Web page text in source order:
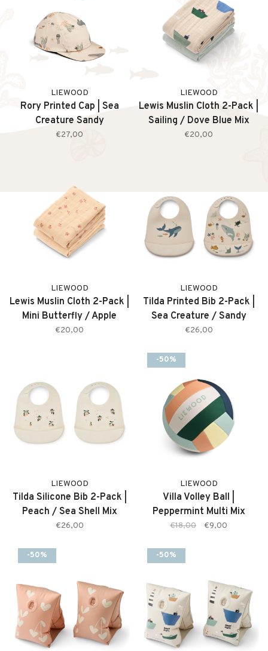
LIEWOOD
Rory Printed Cap | Sea
Creature Sandy
€27,00
LIEWOOD
Lewis Muslin Cloth 2-Pack |
Sailing / Dove Blue Mix
€20,00
LIEWOOD
Lewis Muslin Cloth 2-Pack |
Mini Butterfly / Apple
Blossom Mix
€20,00
LIEWOOD
Tilda Printed Bib 2-Pack |
Sea Creature / Sandy
€26,00
LIEWOOD
Tilda Silicone Bib 2-Pack |
Peach / Sea Shell Mix
€26,00
-50%
LIEWOOD
Villa Volley Ball |
Peppermint Multi Mix
€18,00 €9,00
-50% -50%